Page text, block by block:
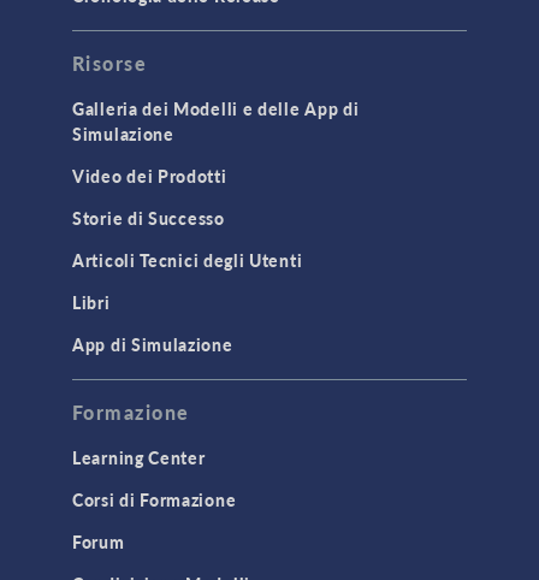
Risorse
Galleria dei Modelli e delle App di
Simulazione
Video dei Prodotti
Storie di Successo
Articoli Tecnici degli Utenti
Libri
App di Simulazione
Formazione
Learning Center
Corsi di Formazione
Forum